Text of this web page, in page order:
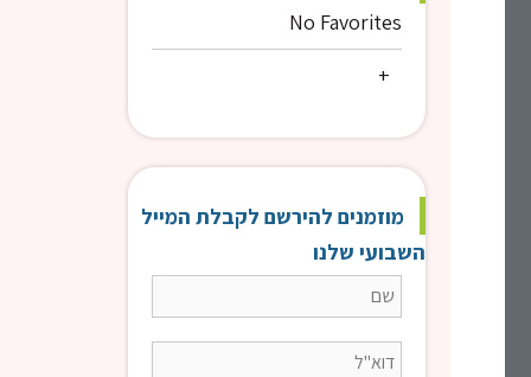
No Favorites
מוזמנים להירשם לקבלת המייל
השבועי שלנו